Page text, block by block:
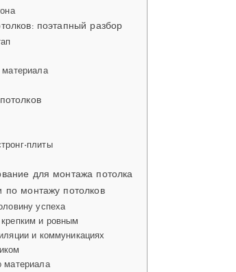
поэтапный разбор
материала
плиты
для монтажа потолка
монтажу потолков
успеха
и ровным
и коммуникациях
материала